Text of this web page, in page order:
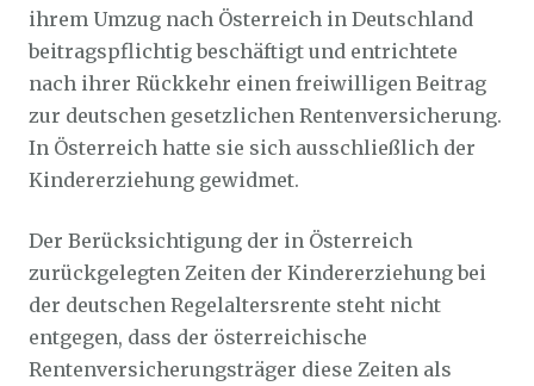
ihrem Umzug nach Österreich in Deutschland
beitragspflichtig beschäftigt und entrichtete
nach ihrer Rückkehr einen freiwilligen Beitrag
zur deutschen gesetzlichen Rentenversicherung.
In Österreich hatte sie sich ausschließlich der
Kindererziehung gewidmet.
Der Berücksichtigung der in Österreich
zurückgelegten Zeiten der Kindererziehung bei
der deutschen Regelaltersrente steht nicht
entgegen, dass der österreichische
Rentenversicherungsträger diese Zeiten als